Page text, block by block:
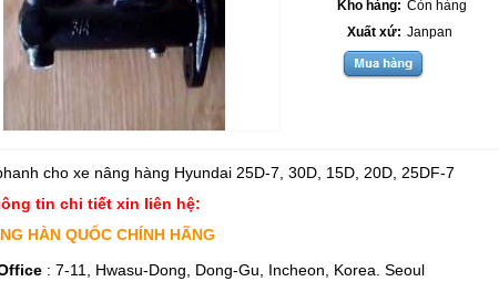
Kho hàng: Còn hàng
Xuất xứ: Janpan
cho xe nâng hàng Hyundai 25D-7, 30D, 15D, 20D, 25DF-7
tin chi tiết xin liên hệ:
HÀN QUỐC CHÍNH HÃNG
: 7-11, Hwasu-Dong, Dong-Gu, Incheon, Korea. Seoul